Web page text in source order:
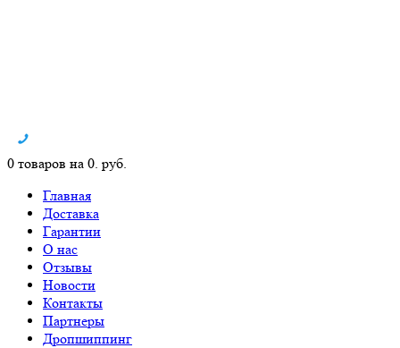
0 товаров на 0. руб.
Главная
Доставка
Гарантии
О нас
Отзывы
Новости
Контакты
Партнеры
Дропшиппинг